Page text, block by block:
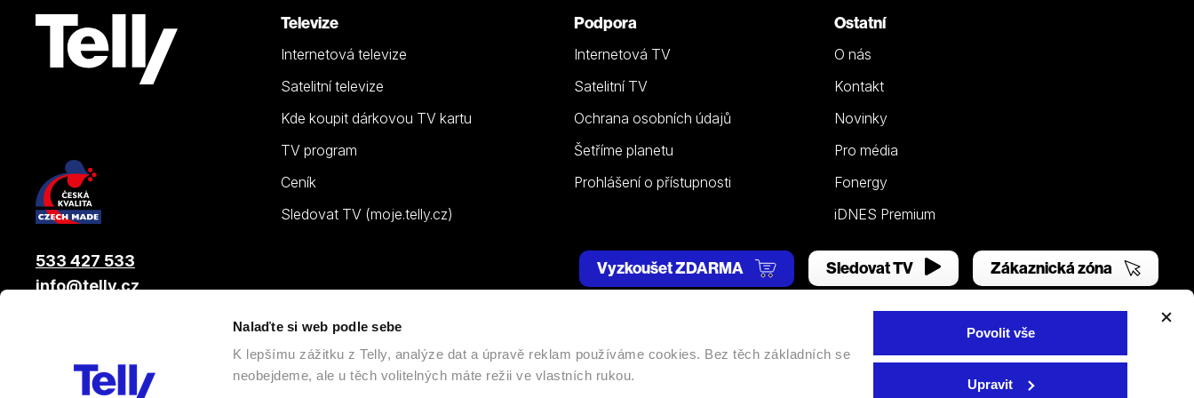
Nalaďte si web podle sebe
K lepšímu zážitku z Telly, analýze dat a úpravě reklam používáme cookies. Bez těch základních se
neobejdeme, ale u těch volitelných máte režii ve vlastních rukou.
Povolit vše
Upravit
Televize
Internetová televize
Satelitní televize
Kde koupit dárkovou TV kartu
TV program
Ceník
Sledovat TV (moje.telly.cz)
Podpora
Internetová TV
Satelitní TV
Ochrana osobních údajů
Šetříme planetu
Prohlášení o přístupnosti
Ostatní
O nás
Kontakt
Novinky
Pro média
Fonergy
iDNES Premium
533 427 533
info@telly.cz
Vyzkoušet ZDARMA Sledovat TV Zákaznická zóna
, člen skupiny LAMA ENERGY GROUP | Všechna práva vyhrazena. |Nastavení cookies